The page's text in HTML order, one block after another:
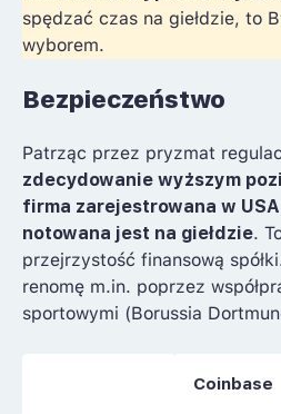
spędzać czas na giełdzie, to
wyborem.
Bezpieczeństwo
Patrząc przez pryzmat
zdecydowanie wyższym
firma zarejestrowana w
notowana jest na giełdzie.
przejrzystość finansową
renomę m.in. poprzez
sportowymi (Borussia
Coinbase